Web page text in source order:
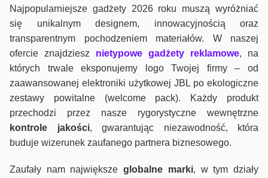
Najpopularniejsze gadżety 2026 roku muszą wyróżniać
się unikalnym designem, innowacyjnością oraz
transparentnym pochodzeniem materiałów. W naszej
ofercie znajdziesz nietypowe gadżety reklamowe, na
których trwale eksponujemy logo Twojej firmy – od
zaawansowanej elektroniki użytkowej JBL po ekologiczne
zestawy powitalne (welcome pack). Każdy produkt
przechodzi przez nasze rygorystyczne wewnętrzne
kontrole jakości, gwarantując niezawodność, która
buduje wizerunek zaufanego partnera biznesowego.
Zaufały nam największeglobalne marki, w tym działy